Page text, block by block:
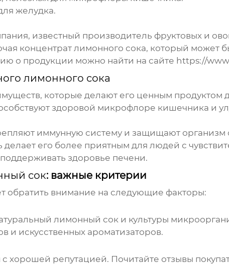
желудка.
известный производитель фруктовых и
концентрат лимонного сока, который может
о продукции можно найти на сайте https://
лимонного сока
которые делают его ценным продуктом
здоровой микрофлоре кишечника и
иммунную систему и защищают организм
его более приятным для людей с
здоровье печени.
сок: важные критерии
обратить внимание на следующие факторы:
лимонный сок и культуры
и искусственных ароматизаторов.
репутацией. Почитайте отзывы